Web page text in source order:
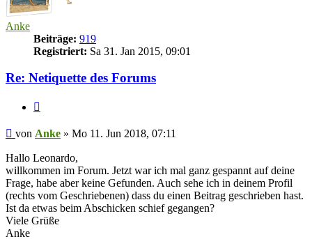
Anke
Beiträge: 919
Registriert: Sa 31. Jan 2015, 09:01
Re: Netiquette des Forums
Beitrag
von Anke » Mo 11. Jun 2018, 07:11
Hallo Leonardo,
willkommen im Forum. Jetzt war ich mal ganz gespannt auf deine
Frage, habe aber keine Gefunden. Auch sehe ich in deinem Profil
(rechts vom Geschriebenen) dass du einen Beitrag geschrieben hast.
Ist da etwas beim Abschicken schief gegangen?
Viele Grüße
Anke